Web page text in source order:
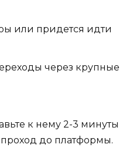
или придется идти
через крупные
к нему 2-3 минуты
до платформы.